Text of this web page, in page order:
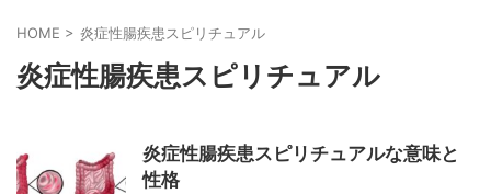
HOME > 炎症性腸疾患スピリチュアル
炎症性腸疾患スピリチュアル
炎症性腸疾患スピリチュアルな意味と
性格